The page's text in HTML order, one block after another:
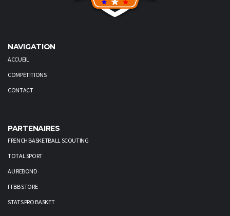
NAVIGATION
ACCUEIL
COMPÉTITIONS
CONTACT
PARTENAIRES
FRENCH BASKETBALL SCOUTING
TOTAL SPORT
AU REBOND
FFBB STORE
STATS PRO BASKET